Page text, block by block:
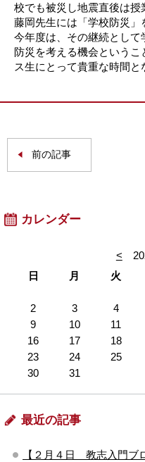
校でも被災し地震直後は授
藤岡先生には「学校防災」
今年度は、その継続とし
防災を考える機会という
ス生にとって貴重な時間と
前の記事
カレンダー
<
日
月 火
2
3 4
9
10 11
16
17 18
23
24 25
30
31
最近の記事
【２月４日 教志入門ブ